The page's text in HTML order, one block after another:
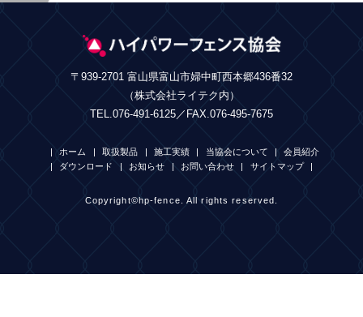
〒939-2701 富山県富山市婦中町西本郷436番32
（株式会社ライテク内）
TEL.076-491-6125／FAX.076-495-7675
ホーム 取扱製品 施工実績 当協会について
会員紹介
ダウンロード
お知らせ お問い合わせ サイトマップ
Copyright©hp-fence. All rights reserved.